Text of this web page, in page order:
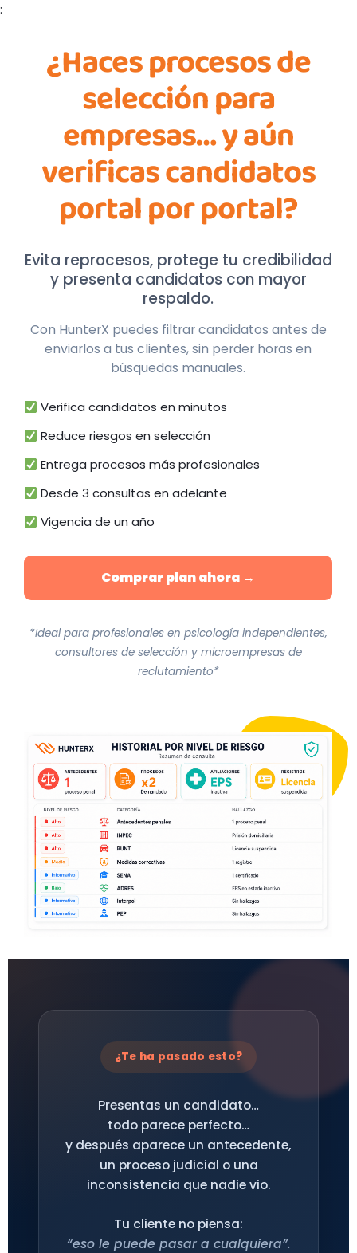
:
¿Haces procesos de
selección para
empresas… y aún
verificas candidatos
portal por portal?
Evita reprocesos, protege tu credibilidad
y presenta candidatos con mayor
respaldo.
Con HunterX puedes filtrar candidatos antes de
enviarlos a tus clientes, sin perder horas en
búsquedas manuales.
Verifica candidatos en minutos
Reduce riesgos en selección
Entrega procesos más profesionales
Desde 3 consultas en adelante
Vigencia de un año
Comprar plan ahora →
*Ideal para profesionales en psicología independientes,
consultores de selección y microempresas de
reclutamiento*
¿Te ha pasado esto?
Presentas un candidato…
todo parece perfecto…
y después aparece un antecedente,
un proceso judicial o una
inconsistencia que nadie vio.
Tu cliente no piensa:
“eso le puede pasar a cualquiera”.